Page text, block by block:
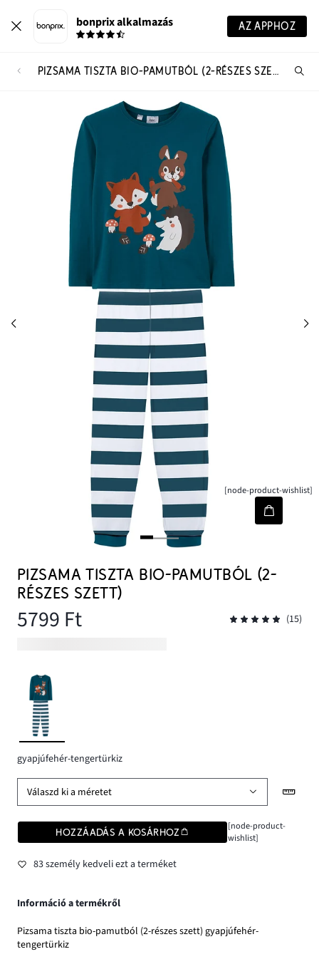
bonprix alkalmazás AZ APPHOZ
PIZSAMA TISZTA BIO-PAMUTBÓL (2-RÉSZES SZETT)
[node-product-wishlist]
PIZSAMA TISZTA BIO-PAMUTBÓL (2-
RÉSZES SZETT)
5799 Ft (15)
gyapjúfehér-tengertürkiz
Válaszd ki a méretet
HOZZÁADÁS A KOSÁRHOZ
[node-product-
wishlist]
83 személy kedveli ezt a terméket
Információ a termékről
Pizsama tiszta bio-pamutból (2-részes szett) gyapjúfehér-
tengertürkiz